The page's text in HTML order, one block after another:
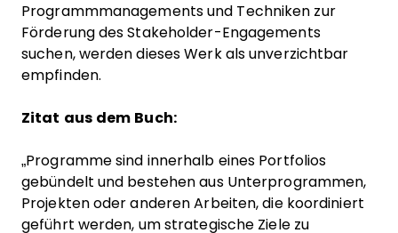
Programmmanagements und Techniken zur
Förderung des Stakeholder-Engagements
suchen, werden dieses Werk als unverzichtbar
empfinden.
Zitat aus dem Buch:
„Programme sind innerhalb eines Portfolios
gebündelt und bestehen aus Unterprogrammen,
Projekten oder anderen Arbeiten, die koordiniert
geführt werden, um strategische Ziele zu